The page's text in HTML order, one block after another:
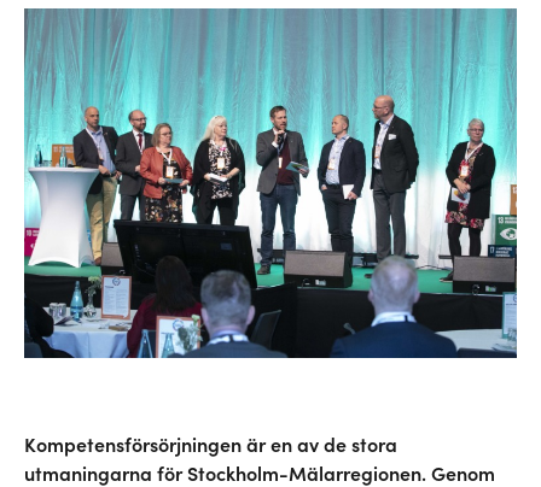
Kompetensförsörjningen är en av de stora
utmaningarna för Stockholm-Mälarregionen. Genom